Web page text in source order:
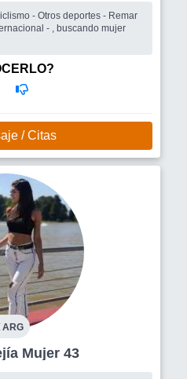
- , buscando mujer
/ Citas
ARG
Ramos Mejía Mujer 43